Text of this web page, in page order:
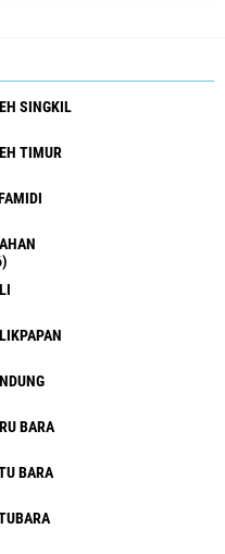
SINGKIL
TIMUR
BARA
BARA